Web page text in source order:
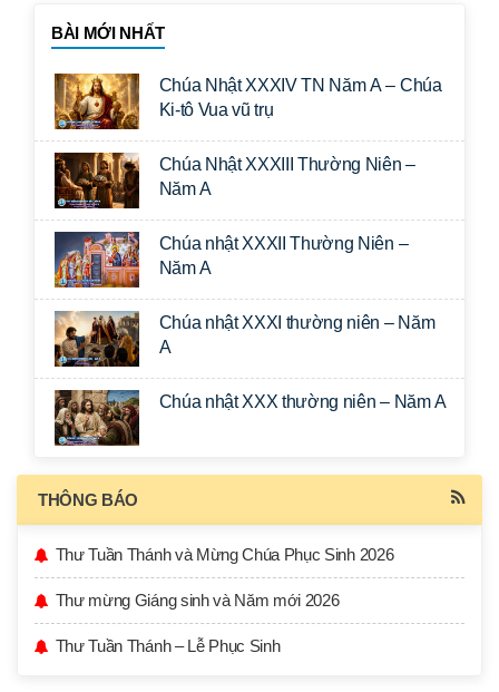
BÀI MỚI NHẤT
Chúa Nhật XXXIV TN Năm A – Chúa
Ki-tô Vua vũ trụ
Chúa Nhật XXXIII Thường Niên –
Năm A
Chúa nhật XXXII Thường Niên –
Năm A
Chúa nhật XXXI thường niên – Năm
A
Chúa nhật XXX thường niên – Năm A
THÔNG BÁO
Thư Tuần Thánh và Mừng Chúa Phục Sinh 2026
Thư mừng Giáng sinh và Năm mới 2026
Thư Tuần Thánh – Lễ Phục Sinh